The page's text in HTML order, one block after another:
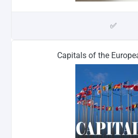
✅
Capitals of the